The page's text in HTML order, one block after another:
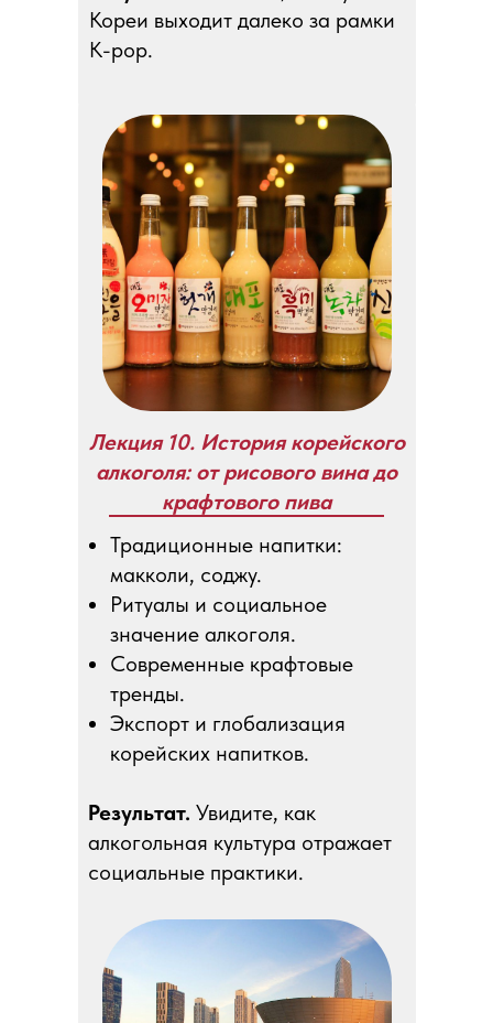
Кореи выходит далеко за рамки
K-pop.
Лекция 10. История корейского
алкоголя: от рисового вина до
крафтового пива
Традиционные напитки:
макколи, соджу.
Ритуалы и социальное
значение алкоголя.
Современные крафтовые
тренды.
Экспорт и глобализация
корейских напитков.
Результат. Увидите, как
алкогольная культура отражает
социальные практики.